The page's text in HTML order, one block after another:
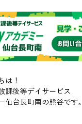
は！
課後等デイサービス
仙台長町南の熊谷です。